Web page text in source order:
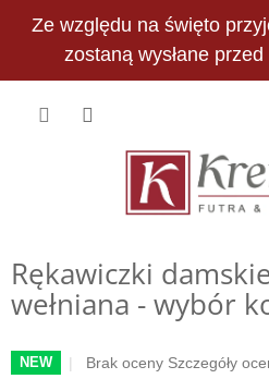
Ze względu na święto
zostaną wysłane
PLN
Rękawiczki
wełniana - wybór
NEW
Średnia
Brak oceny Szczegóły